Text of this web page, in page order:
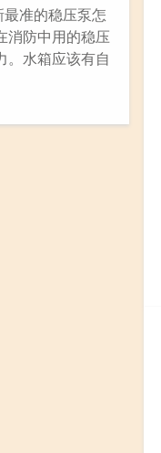
准的稳压泵怎
消防中用的稳压
。水箱应该有自